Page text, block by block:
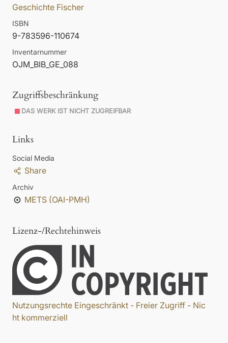
Geschichte Fischer
ISBN
9-783596-110674
Inventarnummer
OJM_BIB_GE_088
Zugriffsbeschränkung
DAS WERK IST NICHT ZUGREIFBAR
Links
Social Media
Share
Archiv
METS (OAI-PMH)
Lizenz-/Rechtehinweis
Nutzungsrechte Eingeschränkt - Freier Zugriff - Nic
ht kommerziell